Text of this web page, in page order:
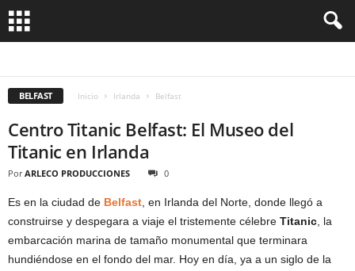
BELFAST Inicio Irlanda Belfast
Centro Titanic Belfast: El Museo del
Titanic en Irlanda
Por ARLECO PRODUCCIONES 0
Es en la ciudad de Belfast , en Irlanda del Norte, donde llegó a
construirse y despegara a viaje el tristemente célebre Titanic , la
embarcación marina de tamaño monumental que terminara
hundiéndose en el fondo del mar. Hoy en día, ya a un siglo de la